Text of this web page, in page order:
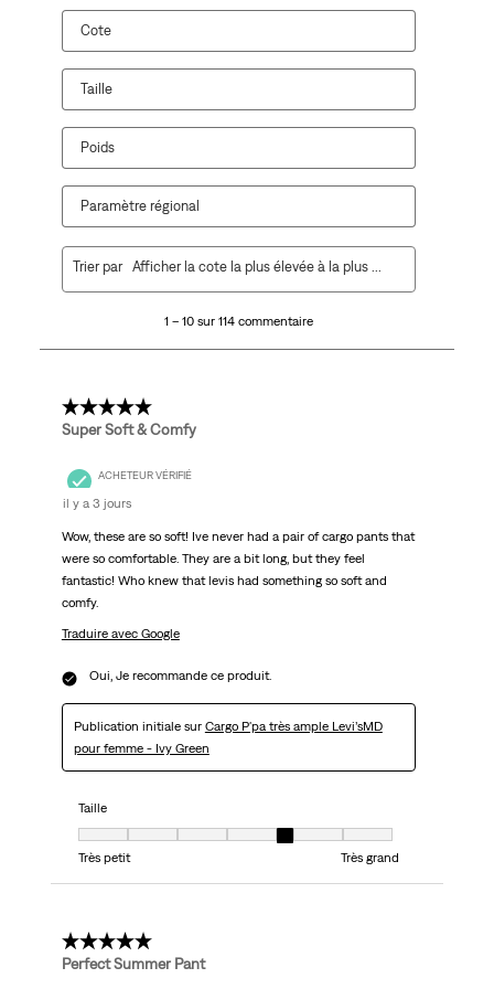
Cote
Taille
Poids
Paramètre régional
114
1 – 10 sur 114 commentaire
Trier par Afficher la cote la plus élevée à la plus faible
5 étoile(s) sur 5.
Super Soft & Comfy
ACHETEUR VÉRIFIÉ
il y a 3 jours
Wow, these are so soft! Ive never had a pair of cargo pants that
were so comfortable. They are a bit long, but they feel
fantastic! Who knew that levis had something so soft and
comfy.
Traduire avec Google
Oui, Je recommande ce produit.
Publication initiale sur Cargo P'pa très ample Levi’sMD
pour femme - Ivy Green
Taille
Taille, 5 sur 7, où 1 est égal à Très petit et 7 est égal à Très grand
Très petit
Très grand
5 étoile(s) sur 5.
Perfect Summer Pant